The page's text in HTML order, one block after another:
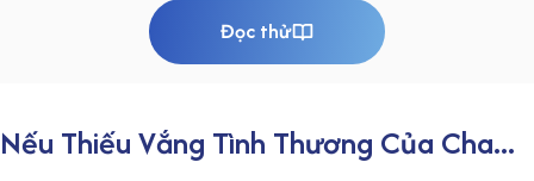
Đọc thử
Nếu Thiếu Vắng Tình Thương Của Cha...